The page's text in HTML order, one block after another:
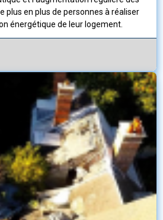
plus en plus de personnes à réaliser
énergétique de leur logement.